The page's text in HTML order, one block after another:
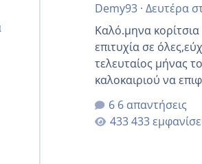
Demy93· Δευτέρα
Καλό.μηνα
επιτυχία σε
τελευταίος μήνας
καλοκαιριού να
όλες σας την πιο
έκπληξη 🧿 @Elk
@Παρασκευαιδου
6 απαντήσεις
433